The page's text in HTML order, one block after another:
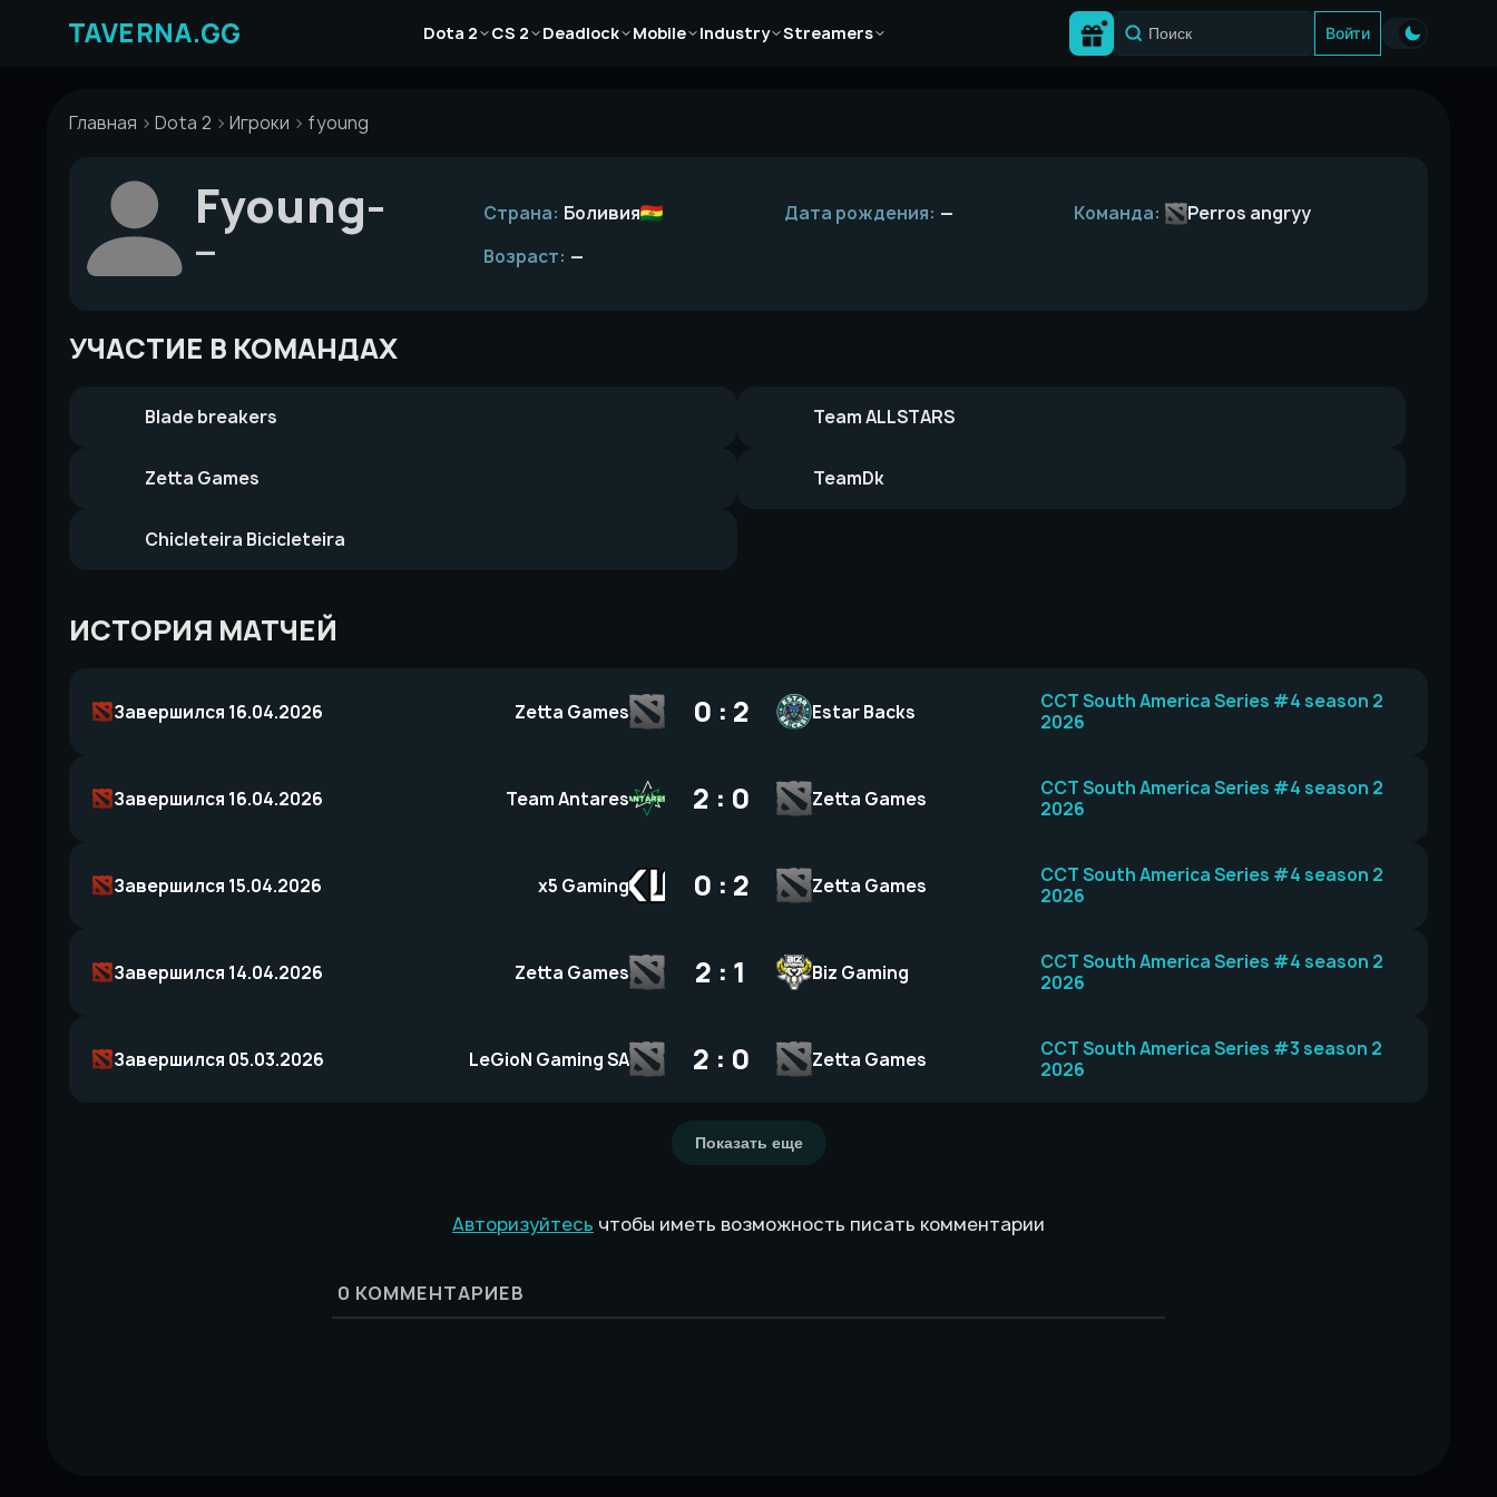
Dota 2
Статьи CS 2
СтатьиDeadlock
Статьи
Mobile
Статьи Industry
Статьи
Streamers
Статьи
Войти
Главная Dota 2 Игроки fyoung
Fyoung-
—
Страна: Боливия Дата рождения: — Команда:
Perros angryy
Возраст: —
УЧАСТИЕ В КОМАНДАХ
Blade breakers Team ALLSTARS
Zetta Games TeamDk
Chicleteira Bicicleteira
ИСТОРИЯ МАТЧЕЙ
Завершился 16.04.2026 Zetta Games 0 : 2 Estar Backs
CCT South America Series #4 season 2
2026
Завершился 16.04.2026 Team Antares 2 : 0 Zetta Games
CCT South America Series #4 season 2
2026
Завершился 15.04.2026 x5 Gaming 0 : 2 Zetta Games
CCT South America Series #4 season 2
2026
Завершился 14.04.2026 Zetta Games 2 : 1 Biz Gaming
CCT South America Series #4 season 2
2026
Завершился 05.03.2026 LeGioN Gaming SA 2 : 0 Zetta Games
CCT South America Series #3 season 2
2026
Показать еще
Авторизуйтесь чтобы иметь возможность писать комментарии
0 КОММЕНТАРИЕВ